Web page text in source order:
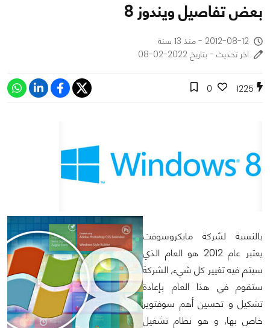
بعض تفاصيل ويندوز 8
2012-08-12 - منذ 13 سنة
اخر تحديث - بتاريخ 2022-02-08
1225
0
بالنسبة لشركة مايكروسوفت
يعتبر عام 2012 هو العام الذي
سيتم فيه تغيير كل شيء, الشركة
ستقوم في هذا العام بإعادة
تشكيل و تحسين أهم سوفتوير
خاص بها, و هو نظام تشغيل